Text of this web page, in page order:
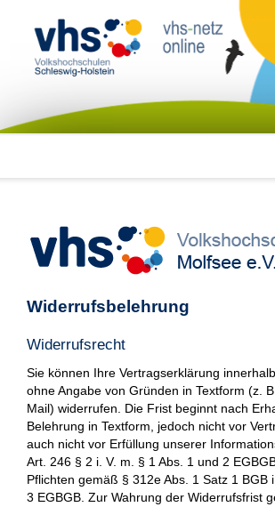
Widerrufsbelehrung
Widerrufsrecht
Sie können Ihre Vertragserklärung
ohne Angabe von Gründen in Textform (z.
Mail) widerrufen. Die Frist beginnt nach
Belehrung in Textform, jedoch nicht vor
auch nicht vor Erfüllung unserer
Art. 246 § 2 i. V. m. § 1 Abs. 1 und 2
Pflichten gemäß § 312e Abs. 1 Satz 1 BGB
3 EGBGB. Zur Wahrung der Widerrufsfrist